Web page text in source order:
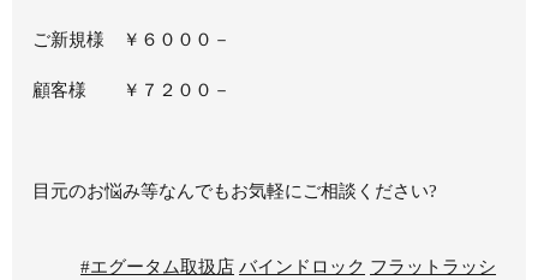
ご新規様 ￥６０００－
顧客様 ￥７２００－
目元のお悩み等なんでもお気軽にご相談ください?
#エグータム取扱店 バインドロック フラットラッシ